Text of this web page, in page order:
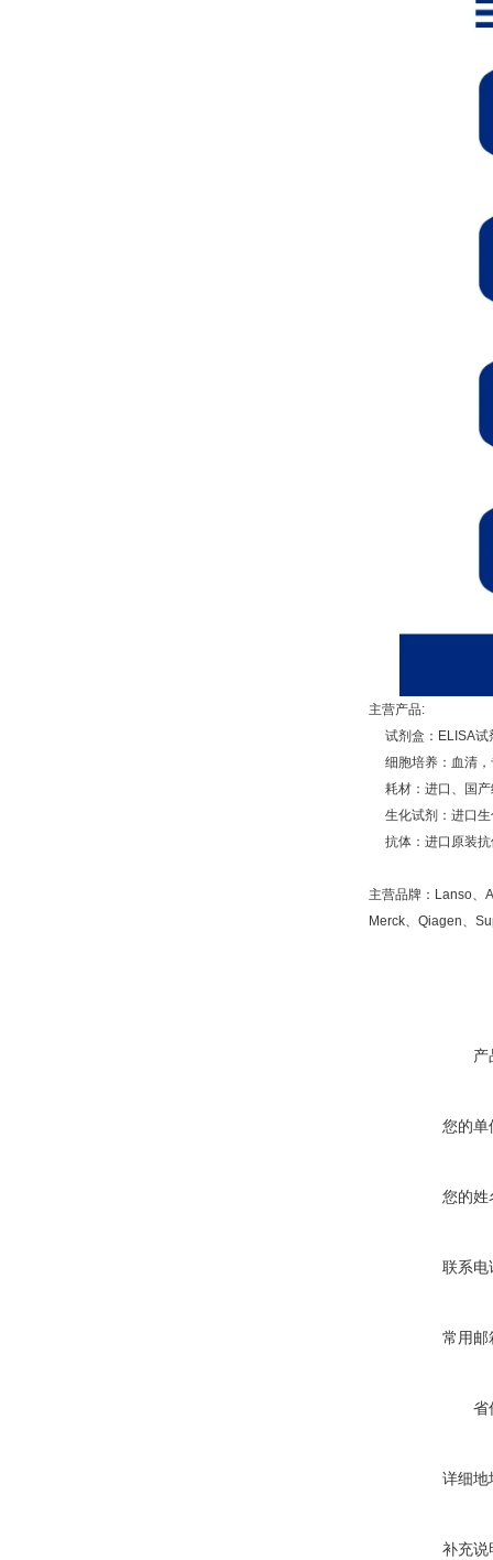
主营产品:
试剂盒：ELISA试
细胞培养：血清，
耗材：进口、国产
生化试剂：进口
抗体：进口原装抗
主营品牌：Lanso、
Merck、Qiagen、
产
您的单
您的姓
联系电
常用邮
省
详细地
补充说